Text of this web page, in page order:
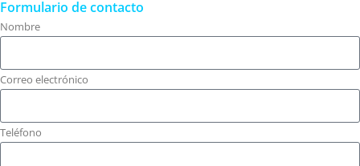
Formulario de contacto
Nombre
Correo electrónico
Teléfono